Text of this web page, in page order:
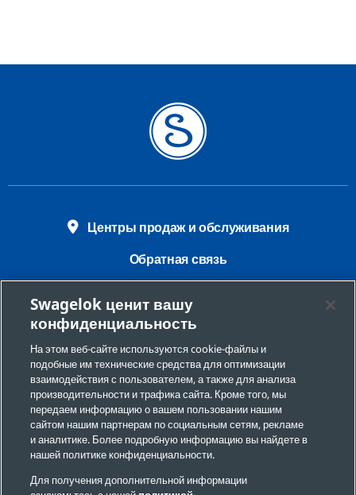
Центры продаж и обслуживания
Обратная связь
Юридическая информация
Конфиденциальность
Настройки файлов cookie
Запрет на продажу и передачу персональной
информации
Swagelok ценит вашу
конфиденциальность
На этом веб-сайте используются cookie-файлы и
подобные им технические средства для оптимизации
взаимодействия с пользователем, а также для анализа
производительности и трафика сайта. Кроме того, мы
передаем информацию о вашем пользовании нашим
сайтом нашим партнерам по социальным сетям, рекламе
и аналитике. Более подробную информацию вы найдете в
нашей политике конфиденциальности.
Для получения дополнительной информации